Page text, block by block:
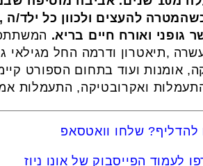
להעצים ולכוון כל
גופני ואורח חיים בריא.
,תיאטרון ודרמה החל מגילאי
אומנות ועוד בתחום הספורט
ואקרובטיקה, התעמלות
להדליף? שלחו וואטסאפ
לעמוד הפייסבוק של אונו ניוז